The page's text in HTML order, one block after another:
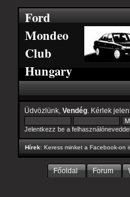
Ford
Mondeo
Club
Hungary
Üdvözlünk, Vendég . Kérlek
Jelentkezz be a
Hírek: Keress minket a Facebook-on
Főoldal Forum